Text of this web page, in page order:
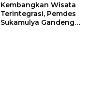
Kembangkan Wisata
Terintegrasi, Pemdes
Sukamulya Gandeng